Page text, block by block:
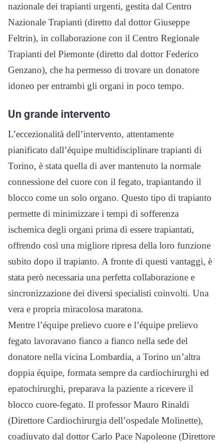
nazionale dei trapianti urgenti, gestita dal Centro
Nazionale Trapianti (diretto dal dottor Giuseppe
Feltrin), in collaborazione con il Centro Regionale
Trapianti del Piemonte (diretto dal dottor Federico
Genzano), che ha permesso di trovare un donatore
idoneo per entrambi gli organi in poco tempo.
Un grande intervento
L’eccezionalità dell’intervento, attentamente
pianificato dall’équipe multidisciplinare trapianti di
Torino, è stata quella di aver mantenuto la normale
connessione del cuore con il fegato, trapiantando il
blocco come un solo organo. Questo tipo di trapianto
permette di minimizzare i tempi di sofferenza
ischemica degli organi prima di essere trapiantati,
offrendo così una migliore ripresa della loro funzione
subito dopo il trapianto. A fronte di questi vantaggi, è
stata però necessaria una perfetta collaborazione e
sincronizzazione dei diversi specialisti coinvolti. Una
vera e propria miracolosa maratona.
Mentre l’équipe prelievo cuore e l’équipe prelievo
fegato lavoravano fianco a fianco nella sede del
donatore nella vicina Lombardia, a Torino un’altra
doppia équipe, formata sempre da cardiochirurghi ed
epatochirurghi, preparava la paziente a ricevere il
blocco cuore-fegato. Il professor Mauro Rinaldi
(Direttore Cardiochirurgia dell’ospedale Molinette),
coadiuvato dal dottor Carlo Pace Napoleone (Direttore